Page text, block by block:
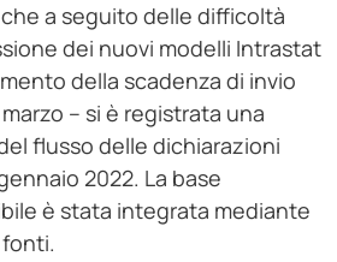
a seguito delle difficoltà
dei nuovi modelli Intrastat
della scadenza di invio
– si è registrata una
flusso delle dichiarazioni
2022. La base
è stata integrata mediante